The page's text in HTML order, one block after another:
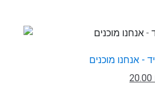
- אנחנו מוכנים